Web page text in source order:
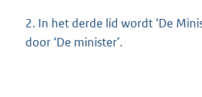
2. In het derde lid wordt ‘De
door ‘De minister’.